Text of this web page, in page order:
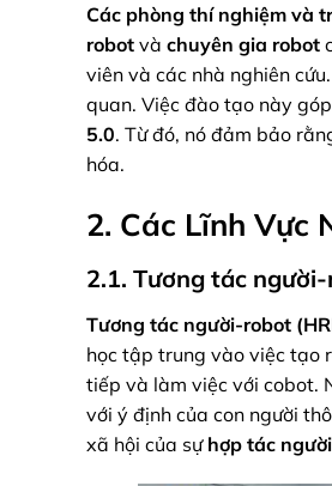
Các phòng thí nghiệm và
robot và chuyên gia robot
viên và các nhà nghiên
quan. Việc đào tạo này
5.0. Từ đó, nó đảm bảo
hóa.
2. Các Lĩnh Vực
2.1. Tương tác
Tương tác người-robot
học tập trung vào việc tạo
tiếp và làm việc với cobot.
với ý định của con người
xã hội của sự hợp tác